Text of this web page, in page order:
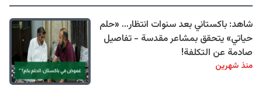
شاهد: باكستاني بعد سنوات انتظار… «حلم
حياتي» يتحقق بمشاعر مقدسة - تفاصيل
صادمة عن التكلفة!
منذ شهرين